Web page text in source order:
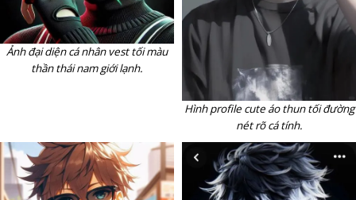
Ảnh đại diện cá nhân vest tối màu
thần thái nam giới lạnh.
Hình profile cute áo thun tối đường
nét rõ cá tính.